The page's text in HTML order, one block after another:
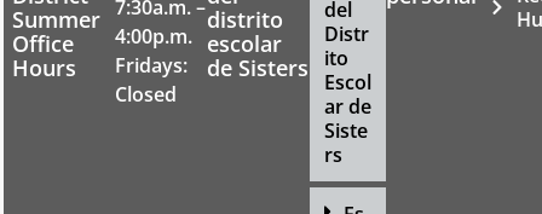
Summer
Office
Hours
7:30a.m. –
4:00p.m.
Fridays:
Closed
distrito
escolar
de Sisters
del
Distr
ito
Escol
ar de
Siste
rs